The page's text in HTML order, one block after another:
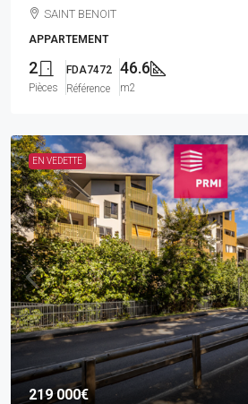
SAINT BENOIT
APPARTEMENT
2
Pièces
FDA7472
Référence
46.6
m2
EN VEDETTE
219 000€